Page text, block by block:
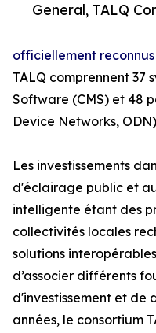
General, TALQ
officiellement
TALQ comprennent 37
Software (CMS) et 48
Device Networks,
Les investissements
d'éclairage public et
intelligente étant des
collectivités locales
solutions
d’associer différents
d'investissement et de
années, le consortium